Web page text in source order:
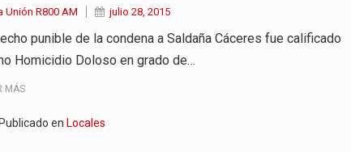
Unión R800 AM julio 28, 2015
punible de la condena a Saldaña Cáceres fue calificado
Homicidio Doloso en grado de…
MÁS
Publicado en Locales